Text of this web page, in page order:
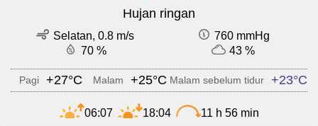
Hujan ringan
Selatan, 0.8 m/s
760 mmHg
70 %
43 %
Pagi +27°C Malam +25°C Malam sebelum tidur +23°C
06:07 18:04 11 h 56 min